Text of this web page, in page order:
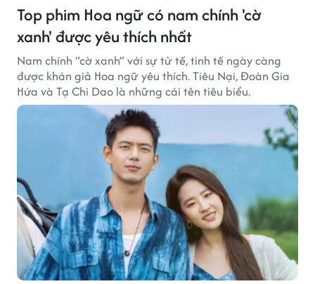
Top phim Hoa ngữ có nam chính 'cờ
xanh' được yêu thích nhất
Nam chính “cờ xanh” với sự tử tế, tinh tế ngày càng
được khán giả Hoa ngữ yêu thích. Tiêu Nại, Đoàn Gia
Hứa và Tạ Chi Dao là những cái tên tiêu biểu.